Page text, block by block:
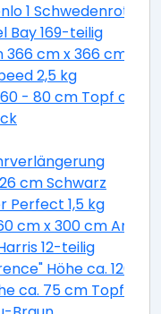
1 Schwedenrot B x
Bay 169-teilig
366 cm x 366 cm
2,5 kg
- 80 cm Topf ca. 2
cm Schwarz
Perfect 1,5 kg
cm x 300 cm
12-teilig
Höhe ca. 120 -
ca. 75 cm Topf ca.